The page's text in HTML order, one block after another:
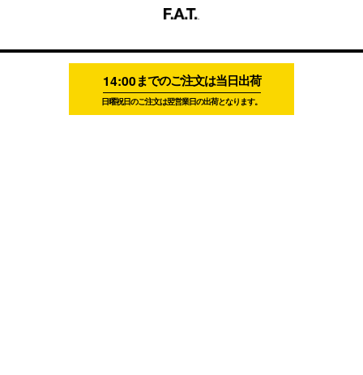
14:00までのご注文は当日出荷
日曜祝日のご注文は翌営業日の出荷となります。